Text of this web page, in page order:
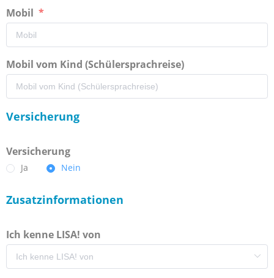
Mobil
Mobil vom Kind (Schülersprachreise)
Versicherung
Versicherung
Ja Nein
Zusatzinformationen
Ich kenne LISA! von